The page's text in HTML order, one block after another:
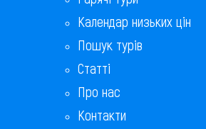
Календар низьких цін
Пошук турів
Статті
Про нас
Контакти